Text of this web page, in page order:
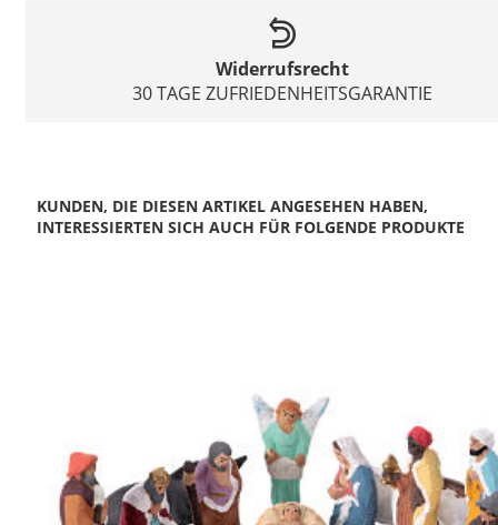
Widerrufsrecht
30 TAGE ZUFRIEDENHEITSGARANTIE
KUNDEN, DIE DIESEN ARTIKEL ANGESEHEN HABEN,
INTERESSIERTEN SICH AUCH FÜR FOLGENDE PRODUKTE